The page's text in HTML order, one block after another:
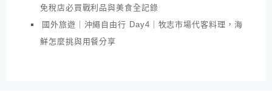
免稅店必買戰利品與美食全記錄
國外旅遊｜沖繩自由行 Day4｜牧志市場代客料理，海
鮮怎麼挑與用餐分享